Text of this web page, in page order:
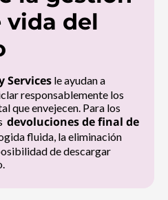
vida del
Services le ayudan a
responsablemente los
que envejecen. Para los
devoluciones de final de
fluida, la eliminación
de descargar